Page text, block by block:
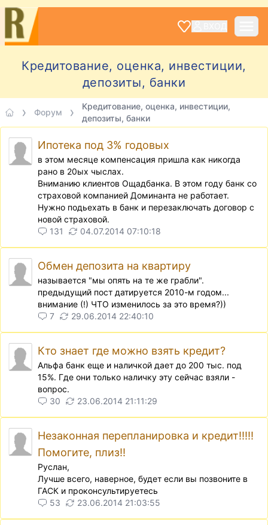
Кредитование, оценка, инвестиции,
депозиты, банки
Форум
Кредитование, оценка, инвестиции,
депозиты, банки
Ипотека под 3% годовых
в этом месяце компенсация пришла как никогда
рано в 20ых чыслах.
Вниманию клиентов Ощадбанка. В этом году банк со
страховой компанией Доминанта не работает.
Нужно подьехать в банк и перезаключать договор с
новой страховой.
131
04.07.2014 07:10:18
Обмен депозита на квартиру
называется "мы опять на те же грабли".
предыдущий пост датируется 2010-м годом...
внимание (!) ЧТО изменилось за это время?))
7
29.06.2014 22:40:10
Кто знает где можно взять кредит?
Альфа банк еще и наличкой дает до 200 тыс. под
15%. Где они только наличку эту сейчас взяли -
вопрос.
30
23.06.2014 21:11:29
Незаконная перепланировка и кредит!!!!!
Помогите, плиз!!
Руслан,
Лучше всего, наверное, будет если вы позвоните в
ГАСК и проконсультируетесь
53
23.06.2014 21:03:55